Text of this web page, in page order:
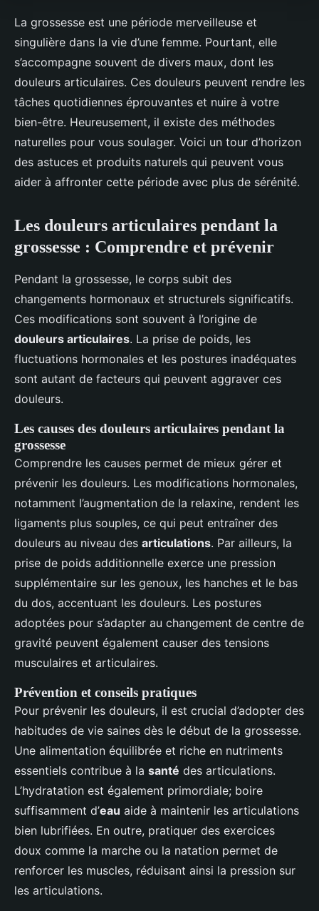
La grossesse est une période merveilleuse et
singulière dans la vie d’une femme. Pourtant, elle
s’accompagne souvent de divers maux, dont les
douleurs articulaires. Ces douleurs peuvent rendre les
tâches quotidiennes éprouvantes et nuire à votre
bien-être. Heureusement, il existe des méthodes
naturelles pour vous soulager. Voici un tour d’horizon
des astuces et produits naturels qui peuvent vous
aider à affronter cette période avec plus de sérénité.
Les douleurs articulaires pendant la
grossesse : Comprendre et prévenir
Pendant la grossesse, le corps subit des
changements hormonaux et structurels significatifs.
Ces modifications sont souvent à l’origine de
douleurs articulaires. La prise de poids, les
fluctuations hormonales et les postures inadéquates
sont autant de facteurs qui peuvent aggraver ces
douleurs.
Les causes des douleurs articulaires pendant la
grossesse
Comprendre les causes permet de mieux gérer et
prévenir les douleurs. Les modifications hormonales,
notamment l’augmentation de la relaxine, rendent les
ligaments plus souples, ce qui peut entraîner des
douleurs au niveau des articulations. Par ailleurs, la
prise de poids additionnelle exerce une pression
supplémentaire sur les genoux, les hanches et le bas
du dos, accentuant les douleurs. Les postures
adoptées pour s’adapter au changement de centre de
gravité peuvent également causer des tensions
musculaires et articulaires.
Prévention et conseils pratiques
Pour prévenir les douleurs, il est crucial d’adopter des
habitudes de vie saines dès le début de la grossesse.
Une alimentation équilibrée et riche en nutriments
essentiels contribue à la santé des articulations.
L’hydratation est également primordiale; boire
suffisamment d’eau aide à maintenir les articulations
bien lubrifiées. En outre, pratiquer des exercices
doux comme la marche ou la natation permet de
renforcer les muscles, réduisant ainsi la pression sur
les articulations.